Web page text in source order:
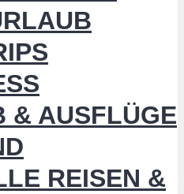
& AUSFLÜGE
REISEN &